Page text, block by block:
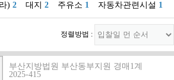
) 2 대지 2 주유소 1 자동차관련시설 1
정렬방법 :
부산지방법원 부산동부지원 경매1계
2025-415